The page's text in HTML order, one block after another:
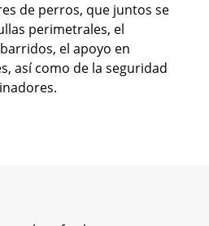
de perros, que juntos se
perimetrales, el
el apoyo en
así como de la seguridad